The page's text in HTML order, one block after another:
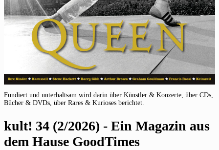
Fundiert und unterhaltsam wird darin über Künstler & Konzerte, über CDs,
Bücher & DVDs, über Rares & Kurioses berichtet.
kult! 34 (2/2026) - Ein Magazin aus
dem Hause GoodTimes